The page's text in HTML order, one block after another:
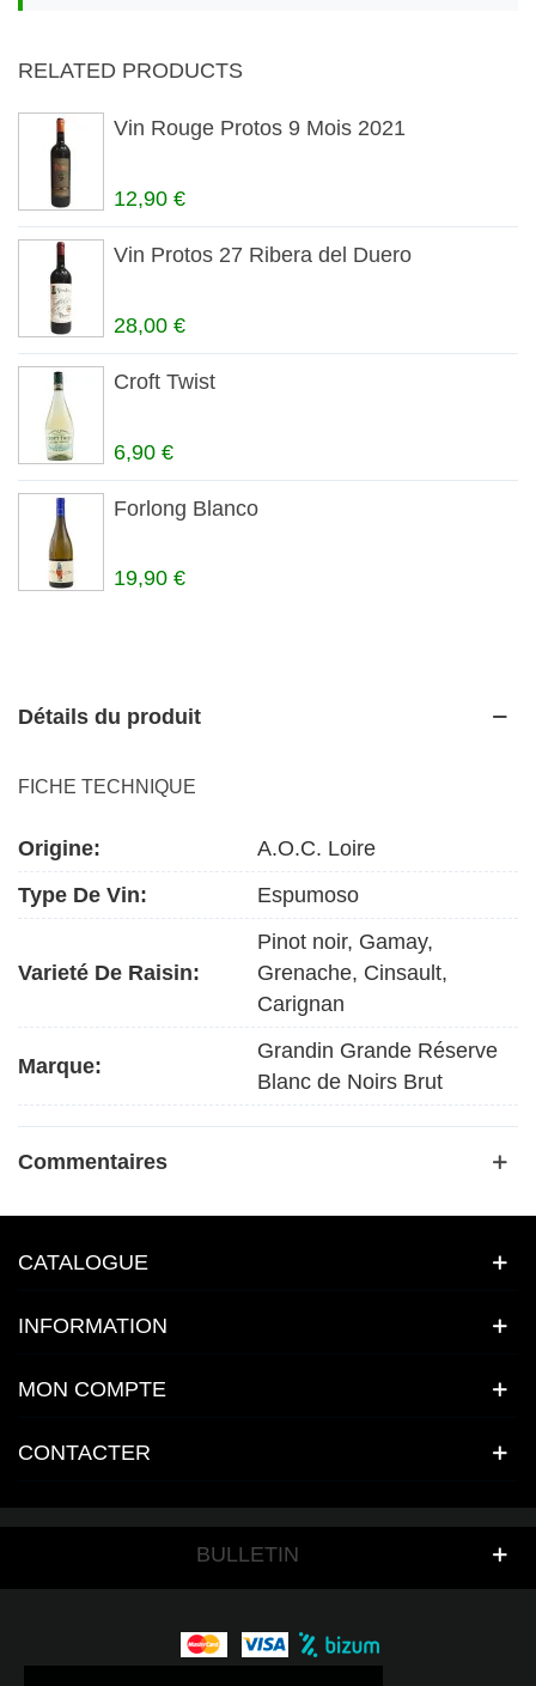
RELATED PRODUCTS
Vin Rouge Protos 9 Mois 2021
12,90 €
Vin Protos 27 Ribera del Duero
28,00 €
Croft Twist
6,90 €
Forlong Blanco
19,90 €
Détails du produit
FICHE TECHNIQUE
Origine:
A.O.C. Loire
Type De Vin:
Espumoso
Varieté De Raisin:
Pinot noir, Gamay,
Grenache, Cinsault,
Carignan
Marque:
Grandin Grande Réserve
Blanc de Noirs Brut
Commentaires
CATALOGUE
INFORMATION
MON COMPTE
CONTACTER
BULLETIN